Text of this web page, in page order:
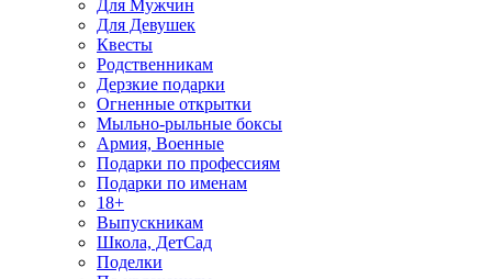
Для Мужчин
Для Девушек
Квесты
Родственникам
Дерзкие подарки
Огненные открытки
Мыльно-рыльные боксы
Армия, Военные
Подарки по профессиям
Подарки по именам
18+
Выпускникам
Школа, ДетСад
Поделки